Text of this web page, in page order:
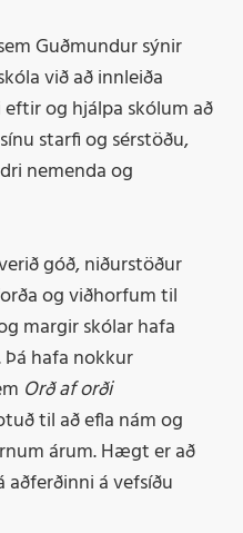
Guðmundur sýnir
við að innleiða
og hjálpa skólum að
starfi og sérstöðu,
nemenda og
góð, niðurstöður
og viðhorfum til
margir skólar hafa
hafa nokkur
Orð af orði
til að efla nám og
árum. Hægt er að
aðferðinni á vefsíðu